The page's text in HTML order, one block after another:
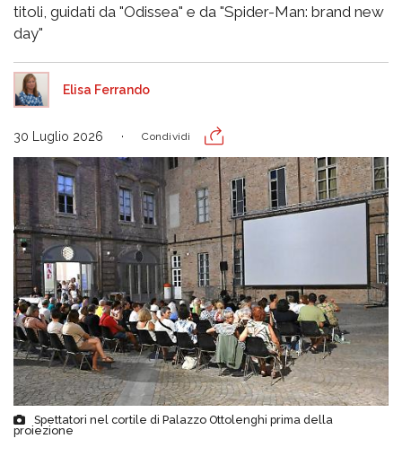
titoli, guidati da "Odissea" e da "Spider-Man: brand new
day"
Elisa Ferrando
30 Luglio 2026 Condividi
Spettatori nel cortile di Palazzo Ottolenghi prima della
proiezione